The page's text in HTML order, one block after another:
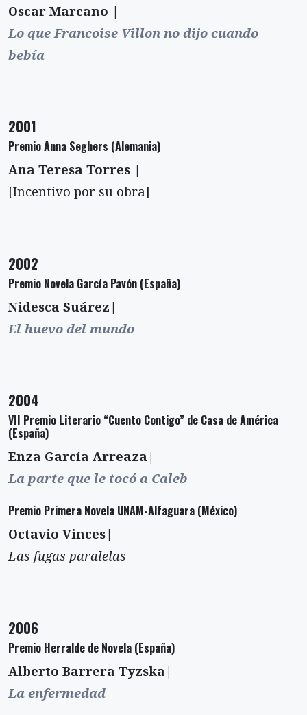
Oscar Marcano |
Lo que Francoise Villon no dijo cuando
bebía
2001
Premio Anna Seghers (Alemania)
Ana Teresa Torres |
[Incentivo por su obra]
2002
Premio Novela García Pavón (España)
Nidesca Suárez|
El huevo del mundo
2004
VII Premio Literario “Cuento Contigo” de Casa de América
(España)
Enza García Arreaza|
La parte que le tocó a Caleb
Premio Primera Novela UNAM-Alfaguara (México)
Octavio Vinces|
Las fugas paralelas
2006
Premio Herralde de Novela (España)
Alberto Barrera Tyzska|
La enfermedad